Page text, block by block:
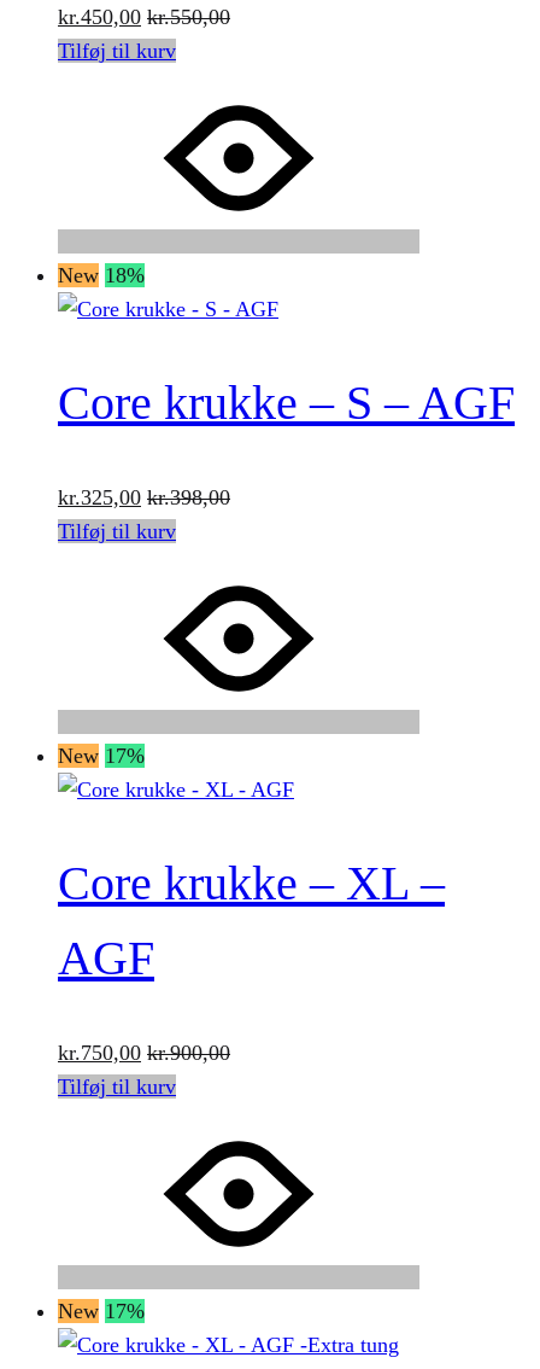
kr.450,00 kr.550,00
Tilføj til kurv
New 18%
Core krukke – S – AGF
kr.325,00 kr.398,00
Tilføj til kurv
New 17%
Core krukke – XL –
AGF
kr.750,00 kr.900,00
Tilføj til kurv
New 17%